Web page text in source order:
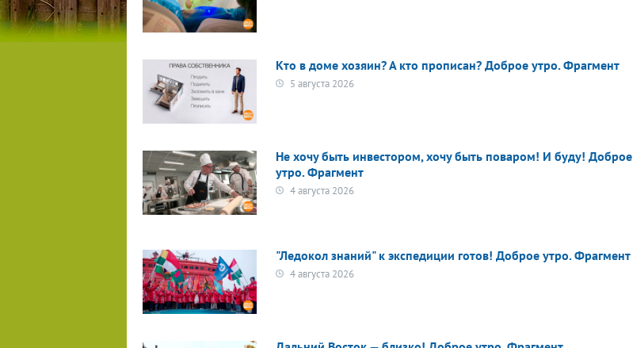
Кто в доме хозяин? А кто прописан? Доброе утро. Фрагмент
5 августа 2026
Не хочу быть инвестором, хочу быть поваром! И буду! Доброе
утро. Фрагмент
4 августа 2026
"Ледокол знаний" к экспедиции готов! Доброе утро. Фрагмент
4 августа 2026